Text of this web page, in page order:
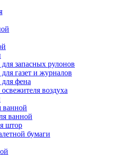
запасных рулонов
газет и журналов
фена
воздуха
ванной
штор
бумаги